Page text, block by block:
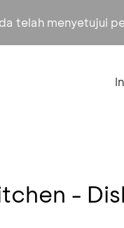
telah menyetujui
-